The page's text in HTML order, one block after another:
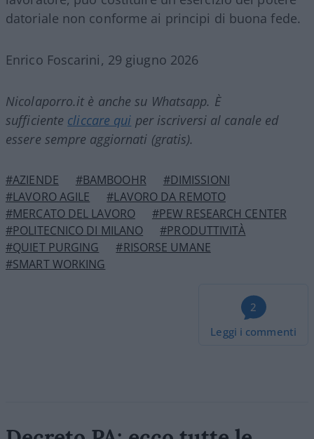
datoriale non conforme ai principi di buona fede.
Enrico Foscarini, 29 giugno 2026
Nicolaporro.it è anche su Whatsapp. È
sufficiente cliccare qui per iscriversi al canale ed
essere sempre aggiornati (gratis).
#AZIENDE #BAMBOOHR
#DIMISSIONI
#LAVORO AGILE
#LAVORO DA REMOTO
#MERCATO DEL LAVORO
#PEW RESEARCH CENTER
#POLITECNICO DI MILANO
#PRODUTTIVITÀ
#QUIET PURGING
#RISORSE UMANE
#SMART WORKING
2
Leggi i commenti